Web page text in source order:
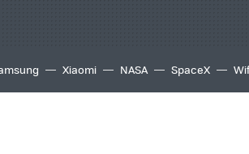
Xiaomi NASA SpaceX